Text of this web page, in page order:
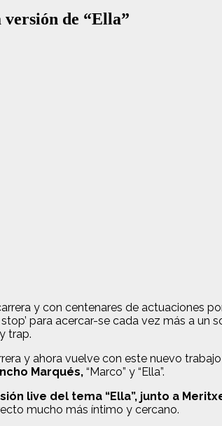
versión de “Ella”
y con centenares de actuaciones
para acercar-se cada vez más a
trap.
y ahora vuelve con este nuevo
Marqués, “Marco” y “Ella”.
live del tema “Ella”, junto a
mucho más íntimo y cercano.